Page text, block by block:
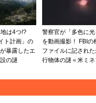
は4つ!?
ト計画」の
暴露したエ
の謎
警察官が「多色に光
を動画撮影！ FBIの
ファイルに記され
行物体の謎＝米ミネ